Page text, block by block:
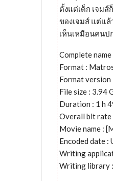
ตั้งแต่เด็ก เจม
ของเจมส์ แต่แ
เห็นเหมือนคนป
Complete
Format :
Format version
File size : 3.94
Duration : 1 h
Overall bit rate
Movie name :
Encoded date
Writing
Writing library